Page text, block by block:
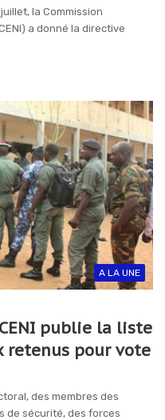
la Commission
a donné la directive
A LA UNE
publie la liste
retenus pour vote
des membres des
de sécurité, des forces